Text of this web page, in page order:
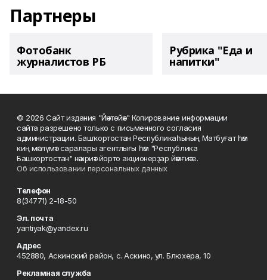
Партнеры
Фотобанк
журналистов РБ
Рубрика "Еда и
напитки"
© 2026 Сайт издания "Йәнтөйәк" Копирование информации
сайта разрешено только с письменного согласия
администрации. Башҡортостан Республикаһының Матбуғат һәм
киң мәғлүмәт саралары агентлығы һәм "Республика
Башкортостан" нәшриәт йорто акционерҙар йәмғиәте.
Об использовании персональных данных
Телефон
8(34771) 2-18-50
Эл. почта
yantiyak@yandex.ru
Адрес
452880, Аскинский район, с. Аскино, ул. Блюхера, 10
Рекламная служба